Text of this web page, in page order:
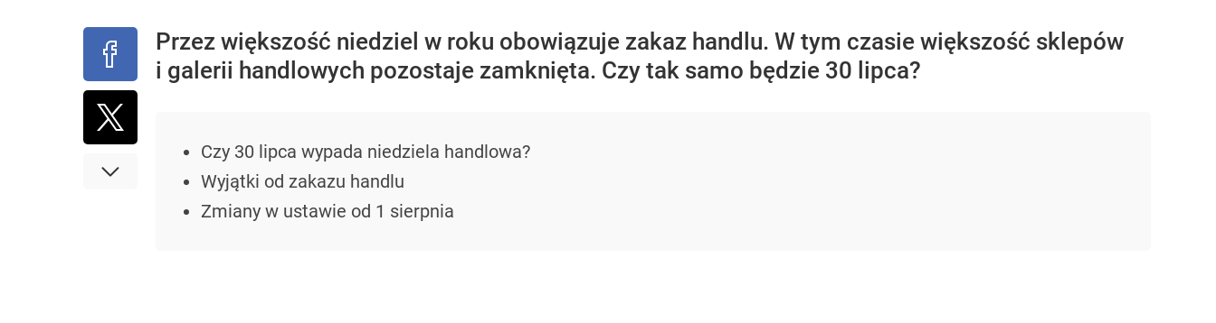
Przez większość niedziel w roku obowiązuje zakaz handlu. W tym czasie większość sklepów
i galerii handlowych pozostaje zamknięta. Czy tak samo będzie 30 lipca?
Czy 30 lipca wypada niedziela handlowa?
Wyjątki od zakazu handlu
Zmiany w ustawie od 1 sierpnia